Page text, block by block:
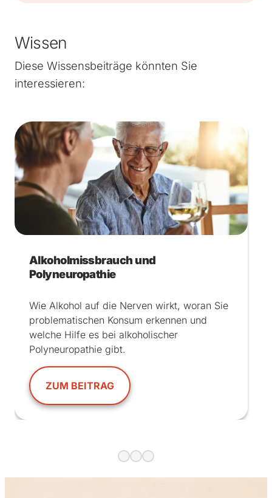
Wissen
Diese Wissensbeiträge könnten Sie
interessieren:
Alkoholmissbrauch und
Polyneuropathie
Wie Alkohol auf die Nerven wirkt, woran Sie
problematischen Konsum erkennen und
welche Hilfe es bei alkoholischer
Polyneuropathie gibt.
ZUM BEITRAG